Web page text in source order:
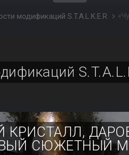
модификаций S.T.A.L.K.E.R.
КРИСТАЛЛ,
СЮЖЕТНЫЙ